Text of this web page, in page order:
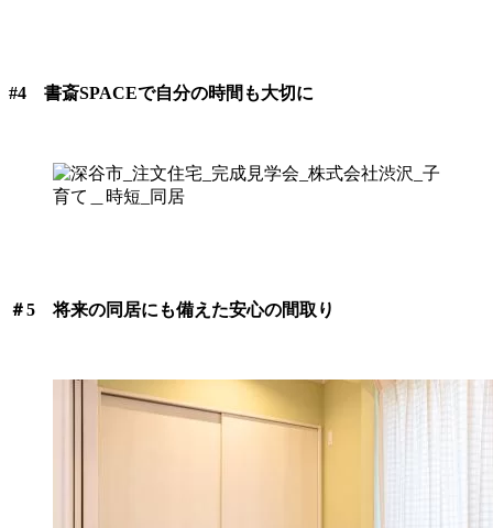
#4 書斎SPACEで自分の時間も大切に
＃5 将来の同居にも備えた安心の間取り